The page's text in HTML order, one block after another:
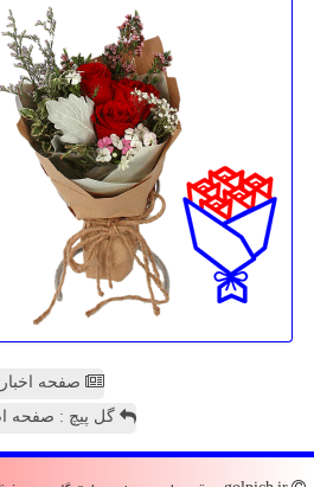
صفحه اخبار
گل پیچ : صفحه